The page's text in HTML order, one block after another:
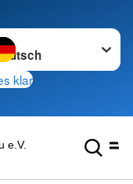
wechseln zu
klar
e.V.